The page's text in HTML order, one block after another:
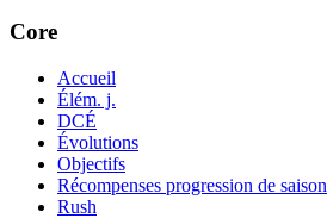
Core
Accueil
Élém. j.
DCÉ
Évolutions
Objectifs
Récompenses progression de saison
Rush